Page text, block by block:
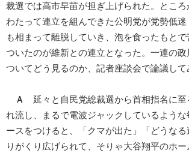
裁選では高市早苗が担ぎ上げられた。ところ
わたって連立を組んできた公明党が党勢低迷
も相まって離脱していき、泡を食ったもとで
ついたのが維新との連立となった。一連の政
ついてどう見るのか、記者座談会で論議して
Ａ
延々と自民党総裁選から首相指名に至
れ流し、まるで電波ジャックしているような
ースをつけると、「クマが出た」「どうな
りがくり広げられて、そりゃ大谷翔平のホ